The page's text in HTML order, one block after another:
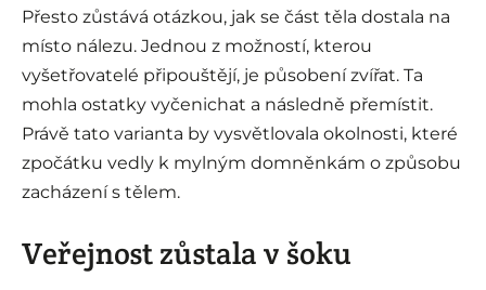
Přesto zůstává otázkou, jak se část těla dostala na
místo nálezu. Jednou z možností, kterou
vyšetřovatelé připouštějí, je působení zvířat. Ta
mohla ostatky vyčenichat a následně přemístit.
Právě tato varianta by vysvětlovala okolnosti, které
zpočátku vedly k mylným domněnkám o způsobu
zacházení s tělem.
Veřejnost zůstala v šoku